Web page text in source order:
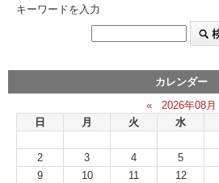
キーワードを入力
カレンダー
«
2026年08月
日
月 火 水
2
3 4 5
9
10 11 12